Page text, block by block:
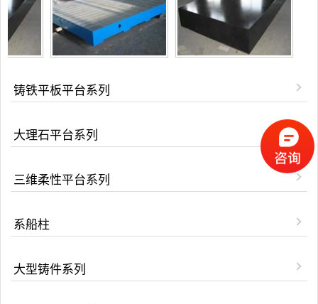
铸铁平板平台系列
大理石平台系列
三维柔性平台系列
系船柱
大型铸件系列